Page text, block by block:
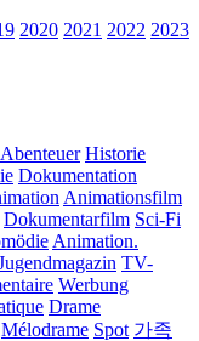
2020 2021 2022 2023
Abenteuer Historie
Dokumentation
Animationsfilm
Dokumentarfilm Sci-Fi
Animation.
TV-
Werbung
Drame
Mélodrame Spot 가족